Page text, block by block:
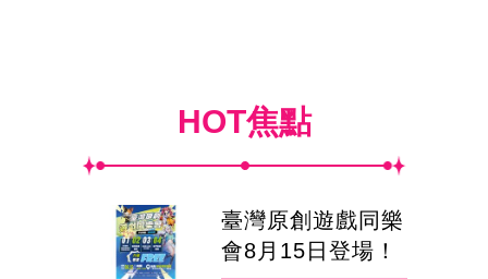
HOT焦點
臺灣原創遊戲同樂
會8月15日登場！